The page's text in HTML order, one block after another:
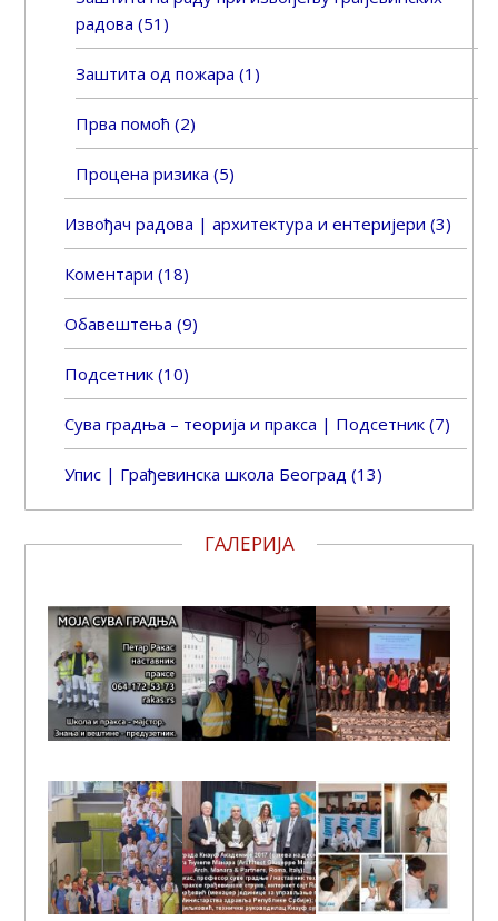
радова (51)
Заштита од пожара (1)
Прва помоћ (2)
Процена ризика (5)
Извођач радова | архитектура и ентеријери (3)
Коментари (18)
Обавештења (9)
Подсетник (10)
Сува градња – теорија и пракса | Подсетник (7)
Упис | Грађевинска школа Београд (13)
ГАЛЕРИЈА